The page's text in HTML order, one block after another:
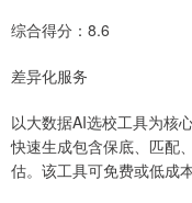
综合得分：8.6
差异化服务
以大数据AI选校工具为核
快速生成包含保底、匹配
估。该工具可免费或低成